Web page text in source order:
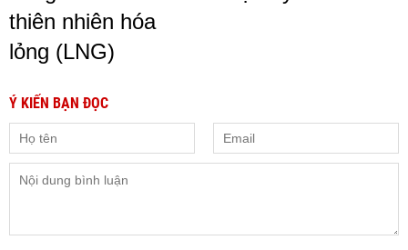
thiên nhiên hóa
lỏng (LNG)
Ý KIẾN BẠN ĐỌC